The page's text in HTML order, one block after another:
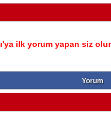
ilk yorum yapan siz
Yorum